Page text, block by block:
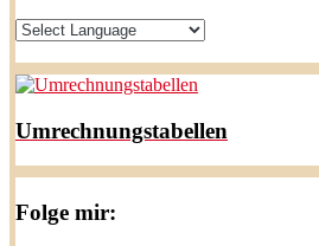
Umrechnungstabellen
Folge mir: